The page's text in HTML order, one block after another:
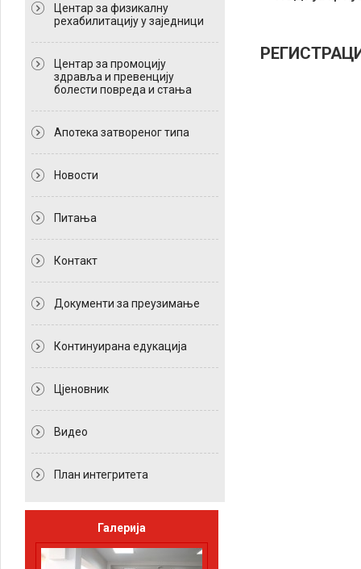
Центар за физикалну
рехабилитацију у заједници
Центар за промоцију
здравља и превенцију
болести повреда и стања
Апотека затвореног типа
Новости
Питања
Контакт
Документи за преузимање
Континуирана едукација
Цјеновник
Видео
План интегритета
Галерија